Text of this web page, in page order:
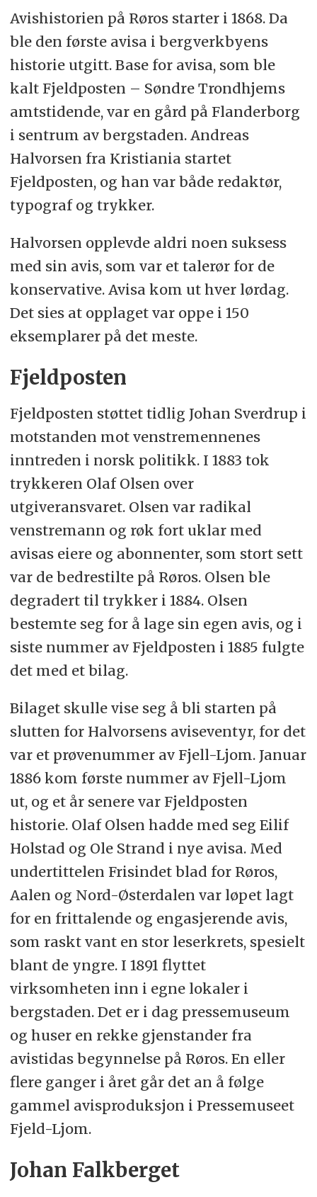
Avishistorien på Røros starter i 1868. Da
ble den første avisa i bergverkbyens
historie utgitt. Base for avisa, som ble
kalt Fjeldposten – Søndre Trondhjems
amtstidende, var en gård på Flanderborg
i sentrum av bergstaden. Andreas
Halvorsen fra Kristiania startet
Fjeldposten, og han var både redaktør,
typograf og trykker.
Halvorsen opplevde aldri noen suksess
med sin avis, som var et talerør for de
konservative. Avisa kom ut hver lørdag.
Det sies at opplaget var oppe i 150
eksemplarer på det meste.
Fjeldposten
Fjeldposten støttet tidlig Johan Sverdrup i
motstanden mot venstremennenes
inntreden i norsk politikk. I 1883 tok
trykkeren Olaf Olsen over
utgiveransvaret. Olsen var radikal
venstremann og røk fort uklar med
avisas eiere og abonnenter, som stort sett
var de bedrestilte på Røros. Olsen ble
degradert til trykker i 1884. Olsen
bestemte seg for å lage sin egen avis, og i
siste nummer av Fjeldposten i 1885 fulgte
det med et bilag.
Bilaget skulle vise seg å bli starten på
slutten for Halvorsens aviseventyr, for det
var et prøvenummer av Fjell-Ljom. Januar
1886 kom første nummer av Fjell-Ljom
ut, og et år senere var Fjeldposten
historie. Olaf Olsen hadde med seg Eilif
Holstad og Ole Strand i nye avisa. Med
undertittelen Frisindet blad for Røros,
Aalen og Nord-Østerdalen var løpet lagt
for en frittalende og engasjerende avis,
som raskt vant en stor leserkrets, spesielt
blant de yngre. I 1891 flyttet
virksomheten inn i egne lokaler i
bergstaden. Det er i dag pressemuseum
og huser en rekke gjenstander fra
avistidas begynnelse på Røros. En eller
flere ganger i året går det an å følge
gammel avisproduksjon i Pressemuseet
Fjeld-Ljom.
Johan Falkberget